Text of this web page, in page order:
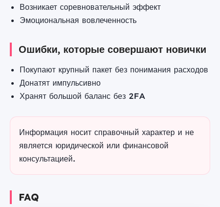
Возникает соревновательный эффект
Эмоциональная вовлеченность
Ошибки, которые совершают новички
Покупают крупный пакет без понимания расходов
Донатят импульсивно
Хранят большой баланс без 2FA
Информация носит справочный характер и не
является юридической или финансовой
консультацией.
FAQ